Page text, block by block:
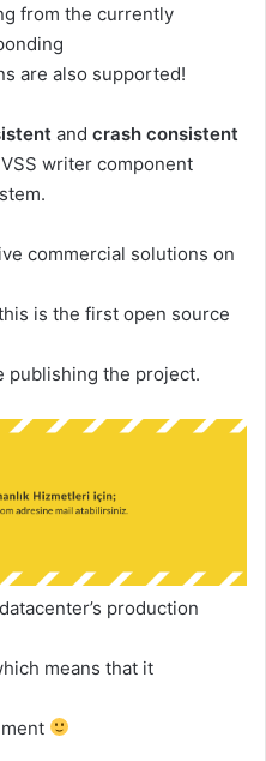
from the currently
are also supported!
and crash consistent
writer component
commercial solutions on
is the first open source
publishing the project.
production
means that it